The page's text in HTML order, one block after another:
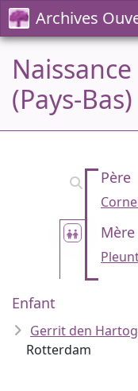
Archives
(Pays-Bas)
Père
Mère
Enfant
Gerrit den Hartog
Rotterdam